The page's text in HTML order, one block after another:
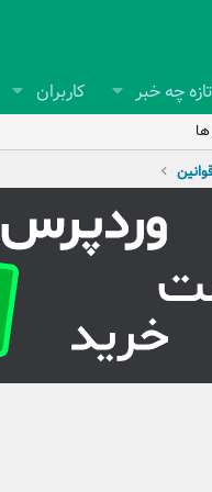
تازه چه خبر کاربران